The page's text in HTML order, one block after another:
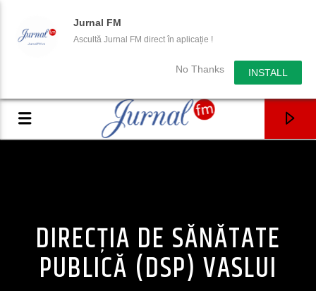
Jurnal FM
Ascultă Jurnal FM direct în aplicație !
No Thanks INSTALL
DIRECȚIA DE SĂNĂTATE
PUBLICĂ (DSP) VASLUI